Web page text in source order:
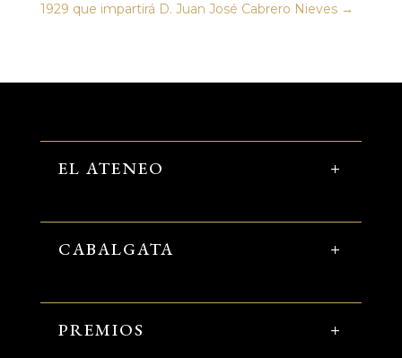
1929 que impartirá D. Juan José Cabrero Nieves→
EL ATENEO
CABALGATA
PREMIOS